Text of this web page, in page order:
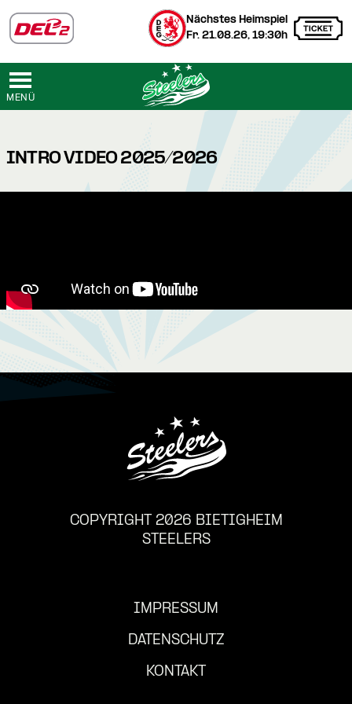
Nächstes Heimspiel
Fr. 21.08.26, 19:30h
MENÜ
INTRO VIDEO 2025/2026
COPYRIGHT 2026 BIETIGHEIM
STEELERS
IMPRESSUM
DATENSCHUTZ
KONTAKT